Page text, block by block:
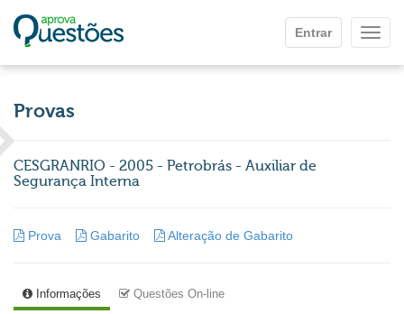
Entrar
Provas
CESGRANRIO - 2005 - Petrobrás - Auxiliar de
Segurança Interna
Prova Gabarito Alteração de Gabarito
Informações Questões On-line